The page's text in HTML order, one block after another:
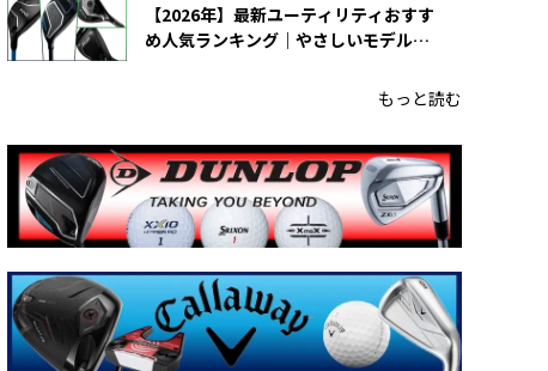
【2026年】最新ユーティリティおすす
め人気ランキング｜やさしいモデルの
もっと読む